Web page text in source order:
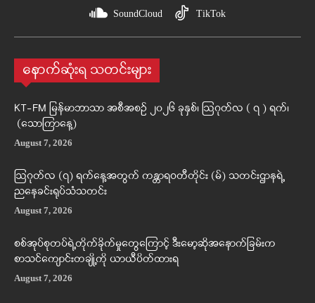
SoundCloud TikTok
နောက်ဆုံးရ သတင်းများ
KT-FM မြန်မာဘာသာ အစီအစဉ် ၂၀၂၆ ခုနှစ်၊ ဩဂုတ်လ ( ၇ ) ရက်၊
(သောကြာနေ့)
August 7, 2026
ဩဂုတ်လ (၇) ရက်နေ့အတွက် ကန္တာရဝတီတိုင်း (မ်) သတင်းဌာနရဲ့
ညနေခင်းရုပ်သံသတင်း
August 7, 2026
စစ်အုပ်စုတပ်ရဲ့တိုက်ခိုက်မှုတွေကြောင့် ဒီးမော့ဆိုအနောက်ခြမ်းက
စာသင်ကျောင်းတချို့ကို ယာယီပိတ်ထားရ
August 7, 2026